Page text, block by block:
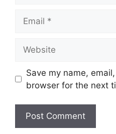
Save my name,
browser for the next